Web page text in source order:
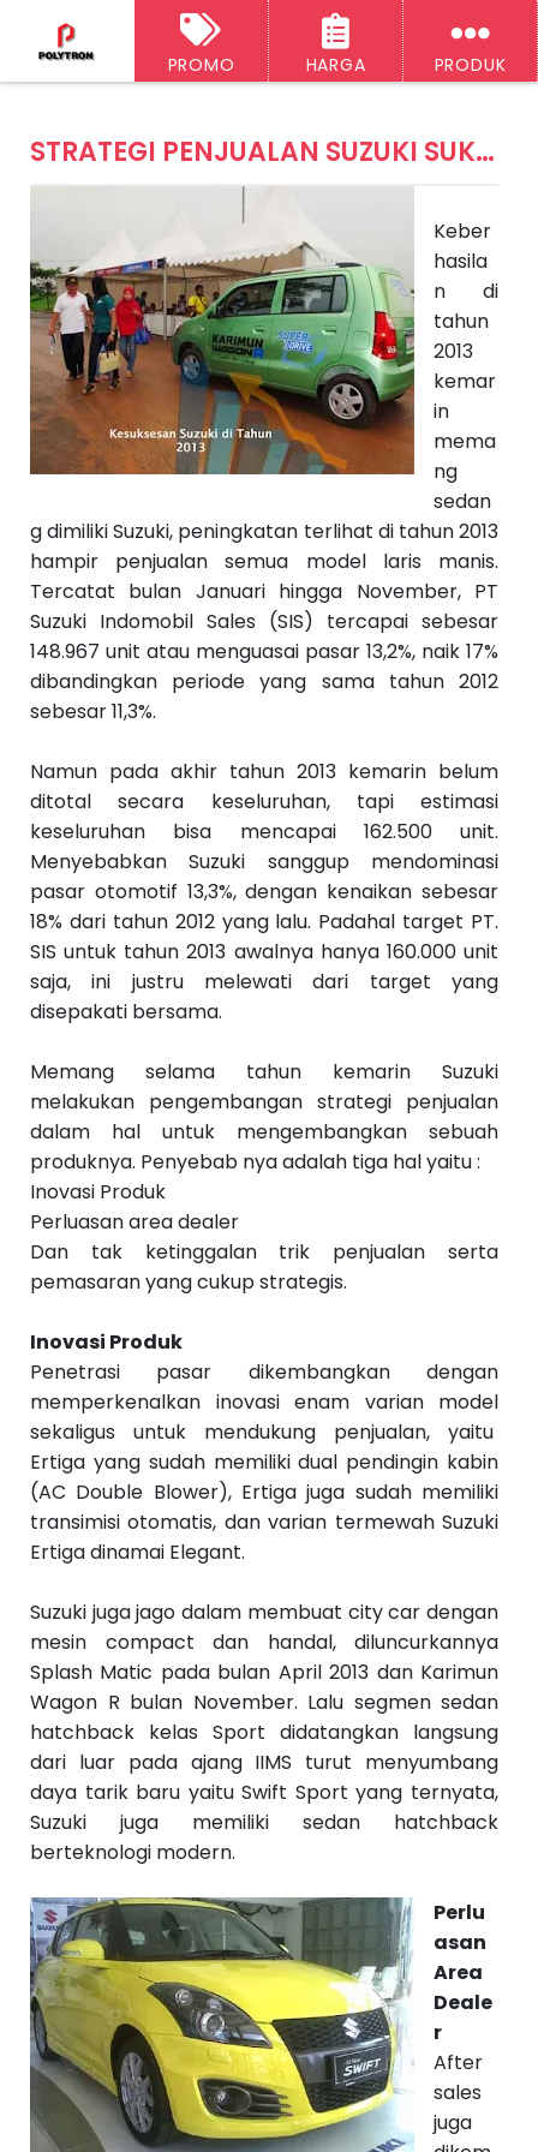
PROMO HARGA PRODUK
STRATEGI PENJUALAN SUZUKI SUKSES DI TAHUN 2013
Keber
hasila
n di
tahun
2013
kemar
in
mema
ng
sedan
g dimiliki Suzuki, peningkatan terlihat di tahun 2013
hampir penjualan semua model laris manis.
Tercatat bulan Januari hingga November, PT
Suzuki Indomobil Sales (SIS) tercapai sebesar
148.967 unit atau menguasai pasar 13,2%, naik 17%
dibandingkan periode yang sama tahun 2012
sebesar 11,3%.‬
Namun pada akhir tahun 2013 kemarin belum
ditotal secara keseluruhan, tapi estimasi
keseluruhan bisa mencapai 162.500 unit.
Menyebabkan Suzuki sanggup mendominasi
pasar otomotif 13,3%, dengan kenaikan sebesar
18% dari tahun 2012 yang lalu. Padahal target PT.
SIS untuk tahun 2013 awalnya hanya 160.000 unit
saja, ini justru melewati dari target yang
disepakati bersama.
Memang selama tahun kemarin Suzuki
melakukan pengembangan strategi penjualan
dalam hal untuk mengembangkan sebuah
produknya. Penyebab nya adalah tiga hal yaitu :
Inovasi Produk
Perluasan area dealer
Dan tak ketinggalan trik penjualan serta
pemasaran yang cukup strategis.
Inovasi Produk
Penetrasi pasar dikembangkan dengan
memperkenalkan inovasi enam varian model
sekaligus untuk mendukung penjualan, yaitu
Ertiga yang sudah memiliki dual pendingin kabin
(AC Double Blower), Ertiga juga sudah memiliki
transimisi otomatis, dan varian termewah Suzuki
Ertiga dinamai Elegant.‬
‪Suzuki juga jago dalam membuat city car dengan
mesin compact dan handal, diluncurkannya
Splash Matic pada bulan April 2013 dan Karimun
Wagon R bulan November. Lalu segmen sedan
hatchback kelas Sport didatangkan langsung
dari luar pada ajang IIMS turut menyumbang
daya tarik baru yaituSwift Sport yang ternyata,
Suzuki juga memiliki sedan hatchback
berteknologi modern.
Perlu
asan
Area
Deale
r
‪After
sales
juga
el
S
e
b
el
u
m
n
y